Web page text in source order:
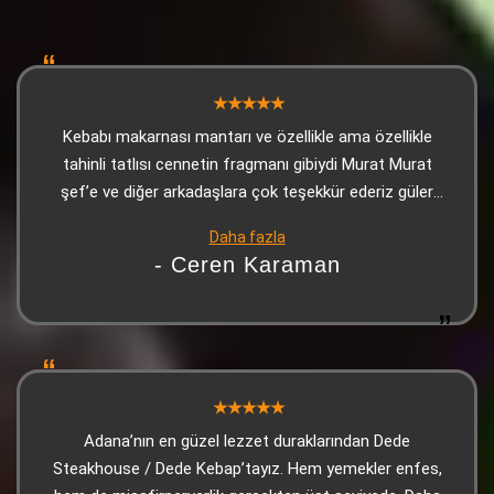
Kebabı makarnası mantarı ve özellikle ama özellikle
tahinli tatlısı cennetin fragmanı gibiydi Murat Murat
şef’e ve diğer arkadaşlara çok teşekkür ederiz güler
Adana’daysanız ve bu yorumu okuyorsanız mutlaka en
azından tatmanızı şiddetle tavsiye ediyorum. Son olarak
Daha fazla
- Ceren Karaman
Adana’nın en güzel lezzet duraklarından Dede
Steakhouse / Dede Kebap’tayız. Hem yemekler enfes,